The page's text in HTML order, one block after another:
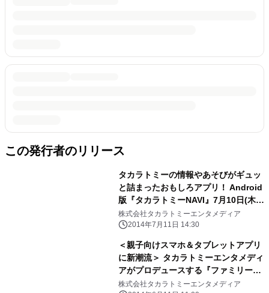
この発行者のリリース
タカラトミーの情報やあそびがギュッ
と詰まったおもしろアプリ！ Android
版『タカラトミーNAVI』7月10日(木)
より配信開始
株式会社タカラトミーエンタメディア
2014年7月11日 14:30
＜親子向けスマホ＆タブレットアプリ
に新潮流＞ タカラトミーエンタメディ
アがプロデュースする『ファミリーア
ップス』が TOKYO FMとキッズ向け
株式会社タカラトミーエンタメディア